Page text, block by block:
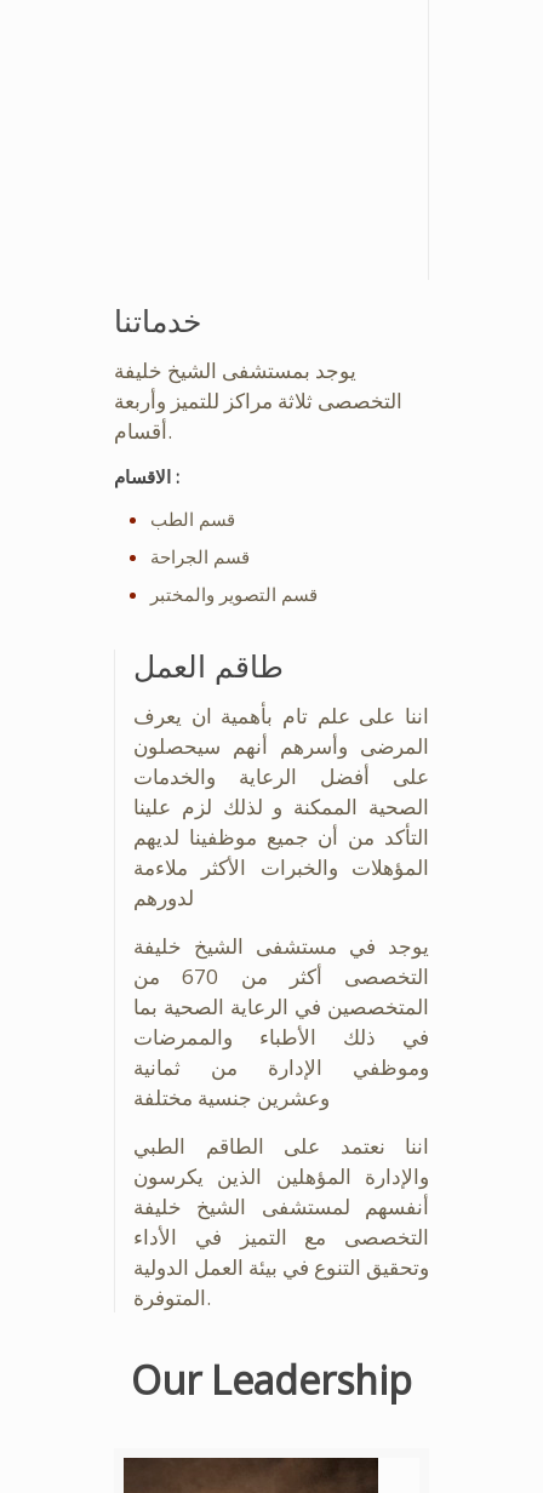
خدماتنا
يوجد بمستشفى الشيخ خليفة
التخصصى ثلاثة مراكز للتميز وأربعة
أقسام.
الاقسام :
قسم الطب
قسم الجراحة
قسم التصوير والمختبر
طاقم العمل
اننا على علم تام بأهمية ان يعرف
المرضى وأسرهم أنهم سيحصلون
على أفضل الرعاية والخدمات
الصحية الممكنة و لذلك لزم علينا
التأكد من أن جميع موظفينا لديهم
المؤهلات والخبرات الأكثر ملاءمة
لدورهم
يوجد في مستشفى الشيخ خليفة
التخصصى أكثر من 670 من
المتخصصين في الرعاية الصحية بما
في ذلك الأطباء والممرضات
وموظفي الإدارة من ثمانية
وعشرين جنسية مختلفة
اننا نعتمد على الطاقم الطبي
والإدارة المؤهلين الذين يكرسون
أنفسهم لمستشفى الشيخ خليفة
التخصصى مع التميز في الأداء
وتحقيق التنوع في بيئة العمل الدولية
المتوفرة.
Our Leadership